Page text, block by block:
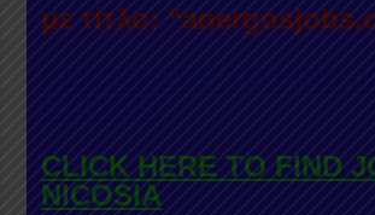
με τίτλο:
CLICK HERE TO FIND
NICOSIA